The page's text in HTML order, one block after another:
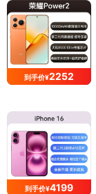
到手价¥2252
到手价¥4199